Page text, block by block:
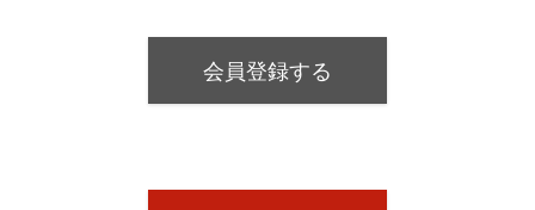
会員登録する